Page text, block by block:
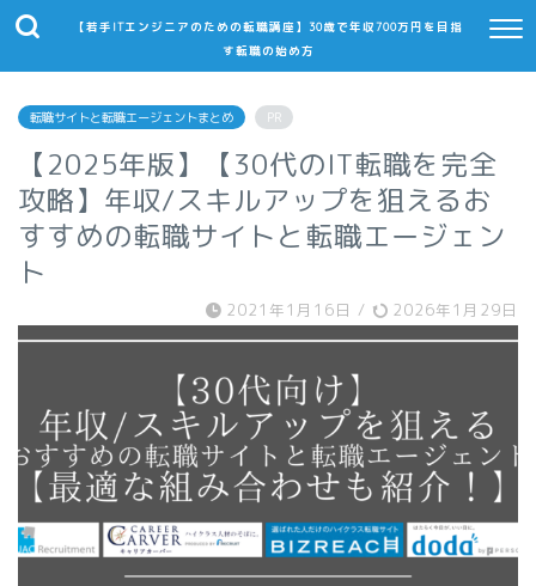
【若手ITエンジニアのための転職講座】30歳で年収700万円を目指
す転職の始め方
転職サイトと転職エージェントまとめ PR
【2025年版】【30代のIT転職を完全
攻略】年収/スキルアップを狙えるお
すすめの転職サイトと転職エージェン
ト
2021年1月16日 / 2026年1月29日